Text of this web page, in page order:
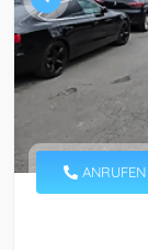
ANRUFEN